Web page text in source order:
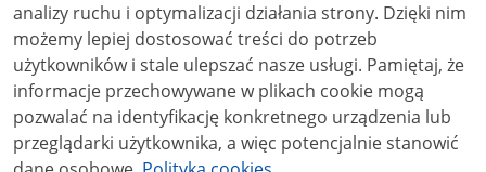
analizy ruchu i optymalizacji działania strony. Dzięki nim
możemy lepiej dostosować treści do potrzeb
użytkowników i stale ulepszać nasze usługi. Pamiętaj, że
informacje przechowywane w plikach cookie mogą
pozwalać na identyfikację konkretnego urządzenia lub
przeglądarki użytkownika, a więc potencjalnie stanowić